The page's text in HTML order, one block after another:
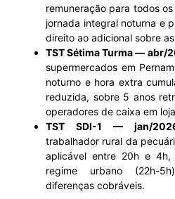
remuneração para todos
jornada integral noturna e
direito ao adicional sobre
TST Sétima Turma — abr/
supermercados em
noturno e hora extra
reduzida, sobre 5 anos
operadores de caixa em
TST SDI-1 — jan/
trabalhador rural da
aplicável entre 20h e
regime urbano (22h-
diferenças cobráveis.